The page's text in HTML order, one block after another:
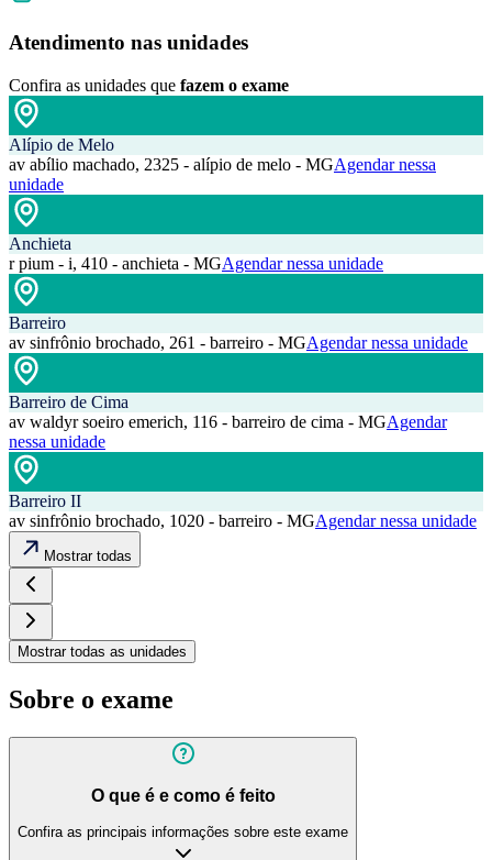
Atendimento nas unidades
Confira as unidades que fazem o exame
Alípio de Melo
av abílio machado, 2325 - alípio de melo - MGAgendar nessa
unidade
Anchieta
r pium - i, 410 - anchieta - MGAgendar nessa unidade
Barreiro
av sinfrônio brochado, 261 - barreiro - MGAgendar nessa unidade
Barreiro de Cima
av waldyr soeiro emerich, 116 - barreiro de cima - MGAgendar
nessa unidade
Barreiro II
av sinfrônio brochado, 1020 - barreiro - MGAgendar nessa unidade
Mostrar todas
Mostrar todas as unidades
Sobre o exame
O que é e como é feito
Confira as principais informações sobre este exame